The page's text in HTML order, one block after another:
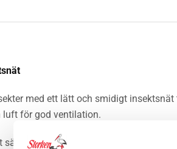
med ett lätt och smidigt
luft för god ventilation.
sätta på och ta av och passar både